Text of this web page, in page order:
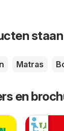
Matras
en